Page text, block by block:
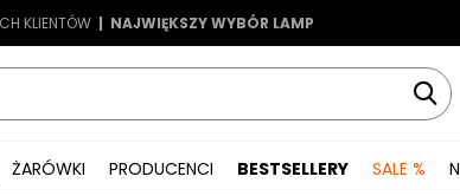
LATO7
KLIENTÓW | NAJWIĘKSZY WYBÓR LAMP
|
ŻARÓWKI PRODUCENCI BESTSELLERY SALE %